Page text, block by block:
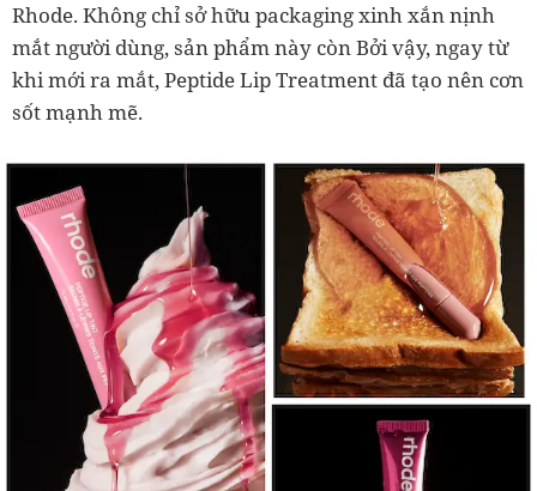
Rhode. Không chỉ sở hữu packaging xinh xắn nịnh
mắt người dùng, sản phẩm này còn Bởi vậy, ngay từ
khi mới ra mắt, Peptide Lip Treatment đã tạo nên cơn
sốt mạnh mẽ.